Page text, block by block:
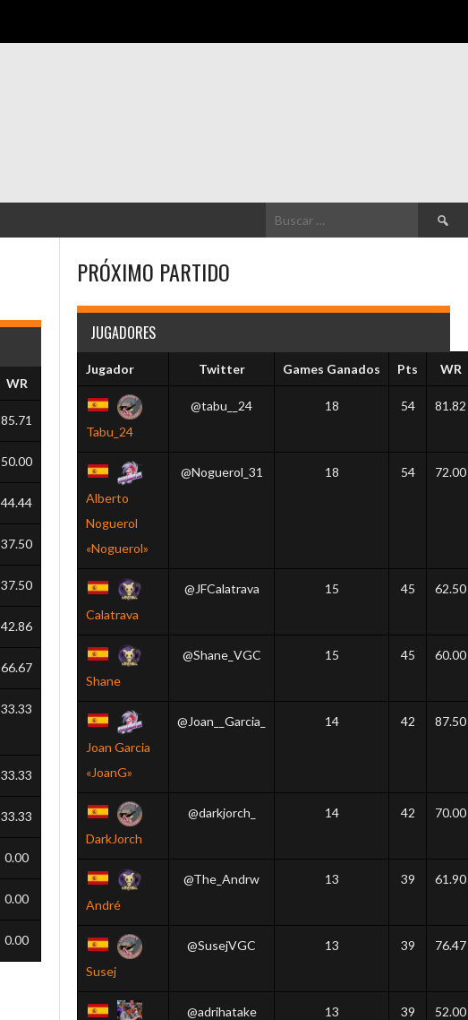
Buscar:
WR
85.71
50.00
44.44
37.50
37.50
42.86
66.67
33.33
33.33
33.33
0.00
0.00
0.00
PRÓXIMO PARTIDO
JUGADORES
Jugador Twitter Games Ganados Pts WR
Tabu_24
@tabu__24 18 54 81.82
Alberto
Noguerol
«Noguerol»
@Noguerol_31 18 54 72.00
Calatrava
@JFCalatrava 15 45 62.50
Shane
@Shane_VGC 15 45 60.00
Joan Garcia
«JoanG»
@Joan__Garcia_ 14 42 87.50
DarkJorch
@darkjorch_ 14 42 70.00
André
@The_Andrw 13 39 61.90
Susej
@SusejVGC 13 39 76.47
@adrihatake 13 39 52.00